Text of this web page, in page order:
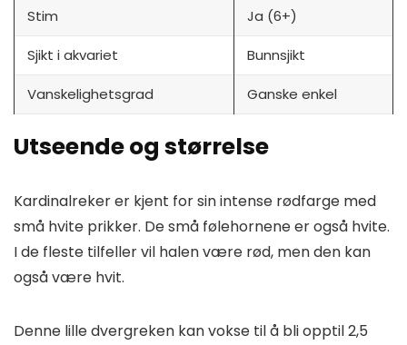
Stim Ja (6+)
Sjikt i akvariet Bunnsjikt
Vanskelighetsgrad Ganske enkel
Utseende og størrelse
Kardinalreker er kjent for sin intense rødfarge med
små hvite prikker. De små følehornene er også hvite.
I de fleste tilfeller vil halen være rød, men den kan
også være hvit.
Denne lille dvergreken kan vokse til å bli opptil 2,5